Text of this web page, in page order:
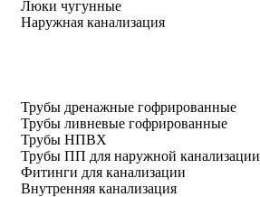
Люки чугунные
Наружная канализация
Трубы дренажные гофрированные
Трубы ливневые гофрированные
Трубы НПВХ
Трубы ПП для наружной канализации
Фитинги для канализации
Внутренняя канализация